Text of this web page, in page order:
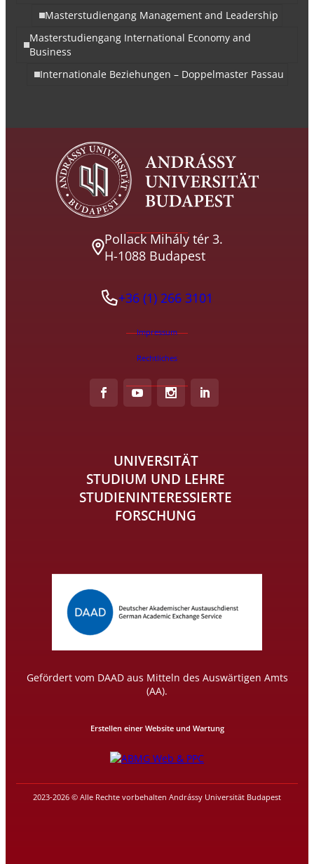
Masterstudiengang Management and Leadership
Masterstudiengang International Economy and
Business
Internationale Beziehungen – Doppelmaster Passau
Pollack Mihály tér 3.
H-1088 Budapest
+36 (1) 266 3101
Impressum
Rechtliches
UNIVERSITÄT
STUDIUM UND LEHRE
STUDIENINTERESSIERTE
FORSCHUNG
Gefördert vom DAAD aus Mitteln des Auswärtigen Amts
(AA).
2023-2026 © Alle Rechte vorbehalten Andrássy Universität Budapest
Erstellen einer Website und Wartung